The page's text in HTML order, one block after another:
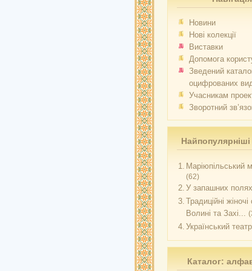
Новини
Нові колекції
Виставки
Допомога
Зведений
оцифрованих
Учасникам
Зворотний
1. Маріюпільський
(62)
2. У запашних полях
3. Традиційні
Волині та Захі...
4. Український
Каталог: